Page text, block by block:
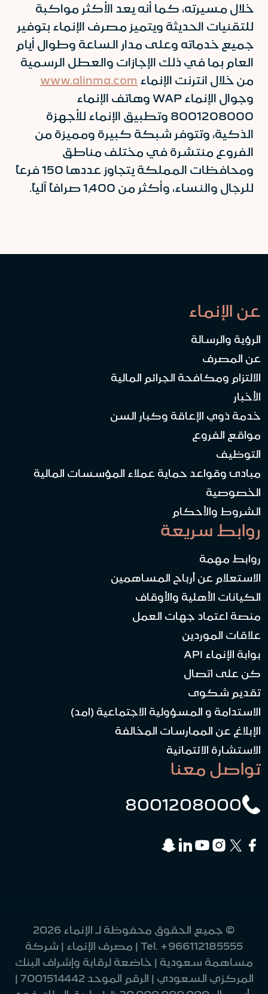
خلال مسيرته، كما أنه يعد الأكثر مواكبة
للتقنيات الحديثة ويتميز مصرف الإنماء بتوفير
جميع خدماته وعلى مدار الساعة وطوال أيام
العام بما في ذلك الإجازات والعطل الرسمية
من خلال انترنت الإنماء www.alinma.com
وجوال الإنماء WAP وهاتف الإنماء
8001208000 وتطبيق الإنماء للأجهزة
الذكية، وتتوفر شبكة كبيرة ومميزة من
الفروع منتشرة في مختلف مناطق
ومحافظات المملكة يتجاوز عددها 150 فرعاً
للرجال والنساء، وأكثر من 1,400 صرافاً آلياً.
عن الإنماء
الرؤية والرسالة
عن المصرف
الالتزام ومكافحة الجرائم المالية
الأخبار
خدمة ذوي الإعاقة وكبار السن
مواقع الفروع
التوظيف
مبادئ وقواعد حماية عملاء المؤسسات المالية
الخصوصية
الشروط والأحكام
روابط سريعة
روابط مهمة
الاستعلام عن أرباح المساهمين
الكيانات الأهلية والأوقاف
منصة اعتماد جهات العمل
علاقات الموردين
بوابة الإنماء API
كن على اتصال
تقديم شكوى
الاستدامة و المسؤولية الاجتماعية (امد)
الإبلاغ عن الممارسات المخالفة
الاستشارة الائتمانية
تواصل معنا
8001208000
© جميع الحقوق محفوظة لـ الإنماء 2026
Tel. +966112185555
| مصرف الإنماء | شركة
مساهمة سعودية | خاضعة لرقابة وإشراف البنك
المركزي السعودي | الرقم الموحد 7001514442 |